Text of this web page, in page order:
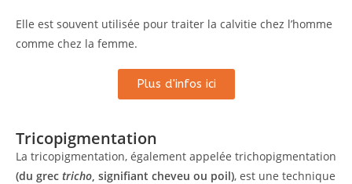
Elle est souvent utilisée pour traiter la calvitie chez l’homme
comme chez la femme.
Plus d'infos ici
Tricopigmentation
La tricopigmentation, également appelée trichopigmentation
(du grec tricho, signifiant cheveu ou poil), est une technique